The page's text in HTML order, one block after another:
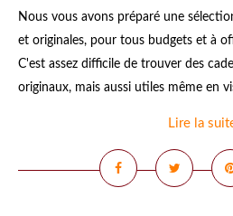
Nous vous avons préparé une
et originales, pour tous budgets et à
C'est assez difficile de trouver des
originaux, mais aussi utiles même en
Lire la